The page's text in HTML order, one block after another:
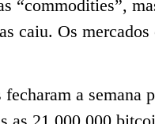
“commodities”,
caiu. Os mercados
a semana